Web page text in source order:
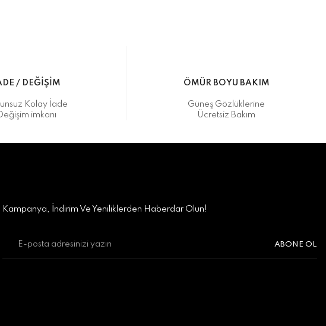
/ DEĞİŞİM
Kolay İade
imkanı
ÖMÜR BOYU BAKIM
Güneş Gözlüklerine
Ücretsiz Bakım
Kampanya, İndirim Ve Yeniliklerden Haberdar Olun!
ABONE OL